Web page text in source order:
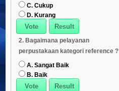
C. Cukup
D. Kurang
2. Bagaimana pelayanan
perpustakaan kategori reference ?
A. Sangat Baik
B. Baik